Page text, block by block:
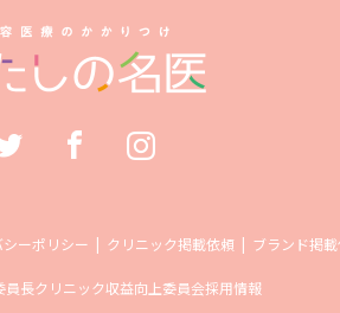
ーポリシー クリニック掲載依頼 ブランド掲
員長クリニック収益向上委員会採用情報